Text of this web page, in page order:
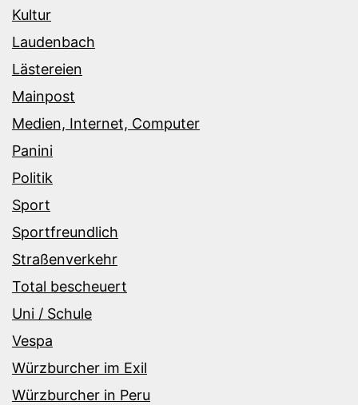
Kultur
Laudenbach
Lästereien
Mainpost
Medien, Internet, Computer
Panini
Politik
Sport
Sportfreundlich
Straßenverkehr
Total bescheuert
Uni / Schule
Vespa
Würzburcher im Exil
Würzburcher in Peru